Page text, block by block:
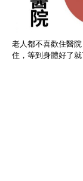
老人都不喜歡住醫
住，等到身體好了就